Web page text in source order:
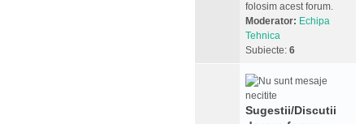
folosim acest forum.
Moderator: Echipa
Tehnica
Subiecte: 6
Sugestii/Discutii